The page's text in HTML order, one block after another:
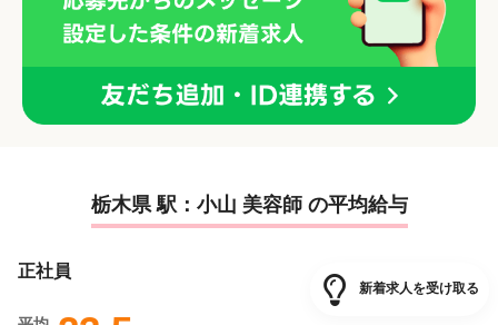
栃木県 駅：小山 美容師 の平均給与
正社員
新着求人を受け取る